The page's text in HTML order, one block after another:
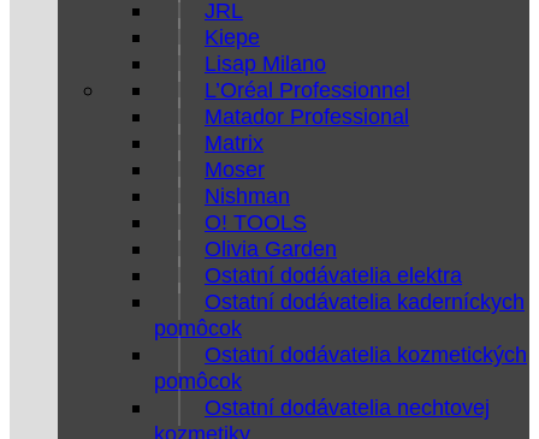
JRL
Kiepe
Lisap Milano
L’Oréal Professionnel
Matador Professional
Matrix
Moser
Nishman
O! TOOLS
Olivia Garden
Ostatní dodávatelia elektra
Ostatní dodávatelia kaderníckych
pomôcok
Ostatní dodávatelia kozmetických
pomôcok
Ostatní dodávatelia nechtovej
kozmetiky